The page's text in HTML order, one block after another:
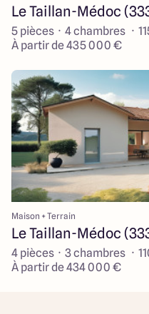
Le Taillan-Médoc
5 pièces · 4 chambres ·
À partir de 435 000 €
Maison + Terrain
Le Taillan-Médoc
4 pièces · 3 chambres ·
À partir de 434 000 €